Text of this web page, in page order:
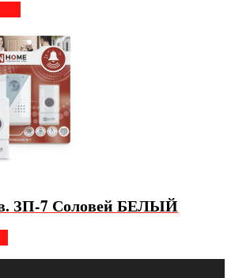
ЗП-7 Соловей БЕЛЫЙ